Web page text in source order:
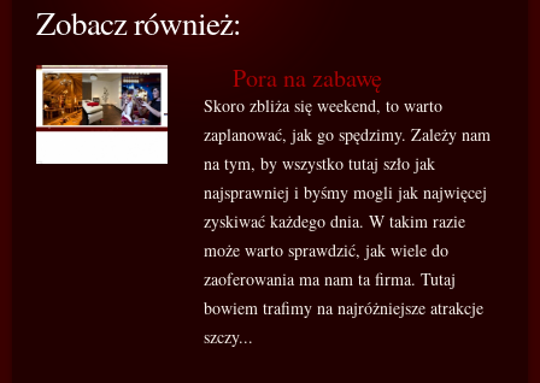
Zobacz również:
Pora na zabawę
Skoro zbliża się weekend, to warto
zaplanować, jak go spędzimy. Zależy nam
na tym, by wszystko tutaj szło jak
najsprawniej i byśmy mogli jak najwięcej
zyskiwać każdego dnia. W takim razie
może warto sprawdzić, jak wiele do
zaoferowania ma nam ta firma. Tutaj
bowiem trafimy na najróżniejsze atrakcje
szczy...